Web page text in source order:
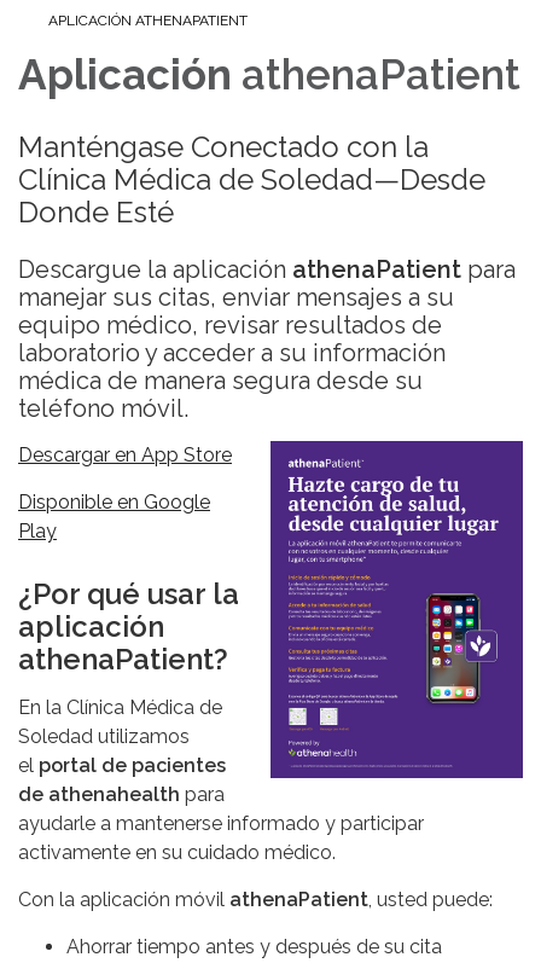
APLICACIÓN ATHENAPATIENT
Aplicación athenaPatient
Manténgase Conectado con la
Clínica Médica de Soledad—Desde
Donde Esté
Descargue la aplicación athenaPatient para
manejar sus citas, enviar mensajes a su
equipo médico, revisar resultados de
laboratorio y acceder a su información
médica de manera segura desde su
teléfono móvil.
Descargar en App Store
Disponible en Google
Play
¿Por qué usar la
aplicación
athenaPatient?
En la Clínica Médica de
Soledad utilizamos
el portal de pacientes
de athenahealth para
ayudarle a mantenerse informado y participar
activamente en su cuidado médico.
Con la aplicación móvil athenaPatient, usted puede:
Ahorrar tiempo antes y después de su cita